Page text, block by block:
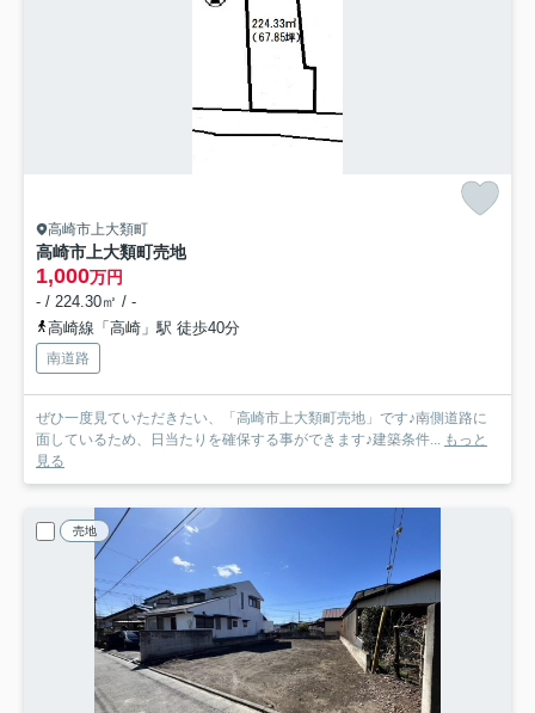
高崎市上大類町
高崎市上大類町売地
1,000万円
- / 224.30㎡ / -
高崎線「高崎」駅 徒歩40分
南道路
ぜひ一度見ていただきたい、「高崎市上大類町売地」です♪南側道路に
面しているため、日当たりを確保する事ができます♪建築条件... もっと
見る
売地